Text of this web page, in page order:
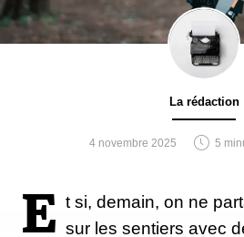
La rédaction
4 novembre 2025 5
E t si, demain, on ne
sur les sentiers avec